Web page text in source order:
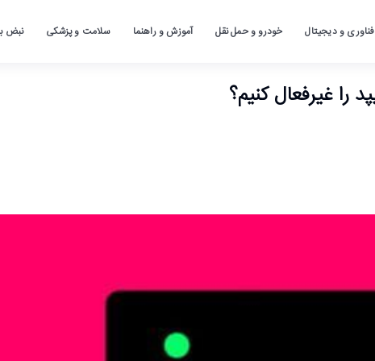
فناوری و دیجیتال خودرو و حمل نقل آموزش و راهنما سلامت و پزشکی نبض